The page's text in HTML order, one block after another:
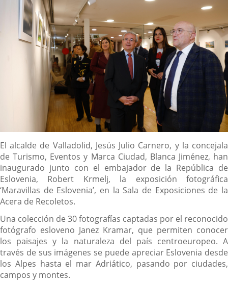
Descripción
El alcalde de Valladolid, Jesús Julio Carnero, y la concejala
de Turismo, Eventos y Marca Ciudad, Blanca Jiménez, han
inaugurado junto con el embajador de la República de
Eslovenia, Robert Krmelj, la exposición fotográfica
‘Maravillas de Eslovenia’, en la Sala de Exposiciones de la
Acera de Recoletos.
Una colección de 30 fotografías captadas por el reconocido
fotógrafo esloveno Janez Kramar, que permiten conocer
los paisajes y la naturaleza del país centroeuropeo. A
través de sus imágenes se puede apreciar Eslovenia desde
los Alpes hasta el mar Adriático, pasando por ciudades,
campos y montes.